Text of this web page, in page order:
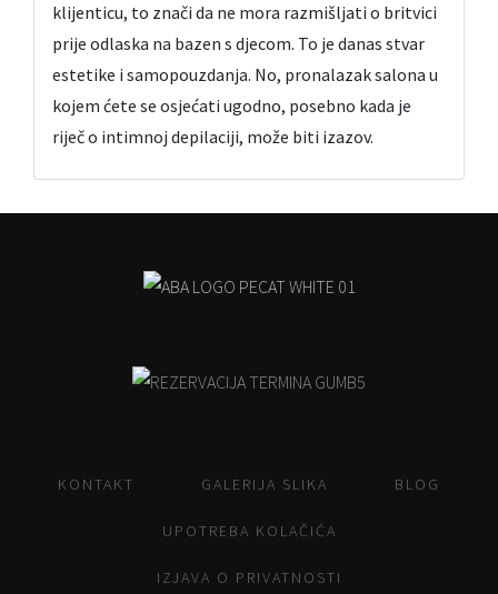
klijenticu, to znači da ne mora razmišljati o britvici
prije odlaska na bazen s djecom. To je danas stvar
estetike i samopouzdanja. No, pronalazak salona u
kojem ćete se osjećati ugodno, posebno kada je
riječ o intimnoj depilaciji, može biti izazov.
KONTAKT GALERIJA SLIKA BLOG
UPOTREBA KOLAČIĆA
IZJAVA O PRIVATNOSTI